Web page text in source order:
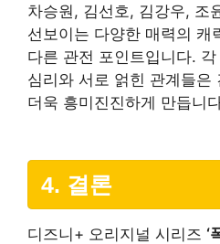
차승원, 김선호, 김강우, 조
선보이는 다양한 매력의 캐
다른 관전 포인트입니다.
심리와 서로 얽힌 관계들은
더욱 흥미진진하게 만듭니
4. 결론
디즈니+ 오리지널 시리즈 ‘